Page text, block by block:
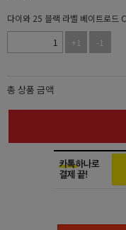
다이와 25 블랙 라벨 베이트로드
+1
-1
총 상품 금액